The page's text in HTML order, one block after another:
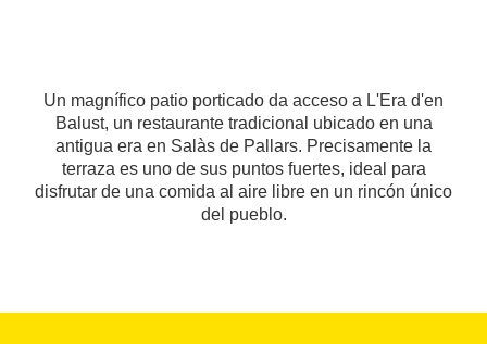
Un magnífico patio porticado da acceso a L'Era d'en
Balust, un restaurante tradicional ubicado en una
antigua era en Salàs de Pallars. Precisamente la
terraza es uno de sus puntos fuertes, ideal para
disfrutar de una comida al aire libre en un rincón único
del pueblo.